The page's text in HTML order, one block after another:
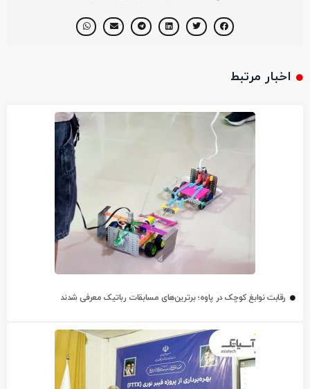
اخبار مرتبط
رقابت نوابغ کوچک در پاوه؛ برترین‌های مسابقات رباتیک معرفی شدند